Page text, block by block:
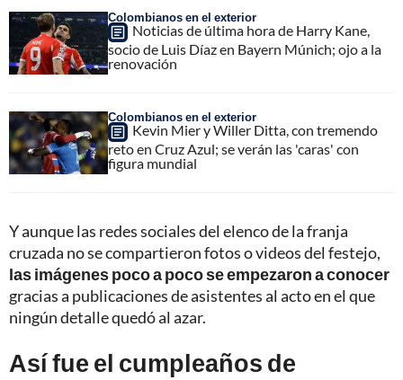
Colombianos en el exterior
Noticias de última hora de Harry Kane,
socio de Luis Díaz en Bayern Múnich; ojo a la
renovación
Colombianos en el exterior
Kevin Mier y Willer Ditta, con tremendo
reto en Cruz Azul; se verán las 'caras' con
figura mundial
Y aunque las redes sociales del elenco de la franja
cruzada no se compartieron fotos o videos del festejo,
las imágenes poco a poco se empezaron a conocer
gracias a publicaciones de asistentes al acto en el que
ningún detalle quedó al azar.
Así fue el cumpleaños de